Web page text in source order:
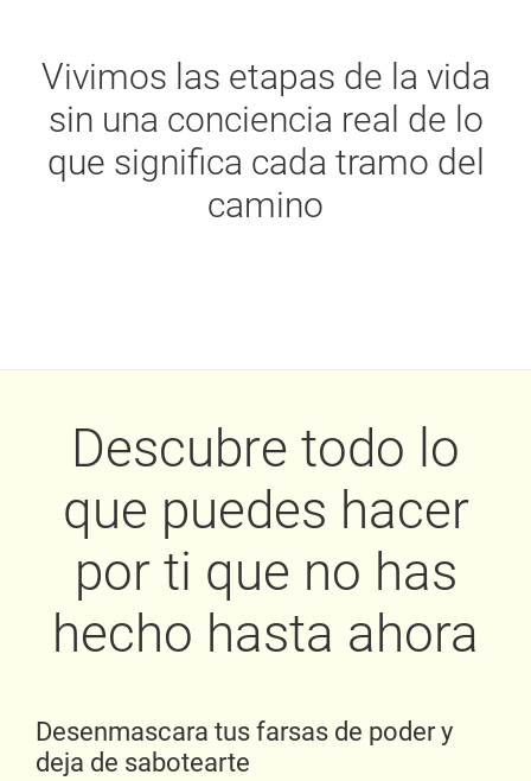
Vivimos las etapas de la vida
sin una conciencia real de lo
que significa cada tramo del
camino
Descubre todo lo
que puedes hacer
por ti que no has
hecho hasta ahora
Desenmascara tus farsas de poder y
deja de sabotearte